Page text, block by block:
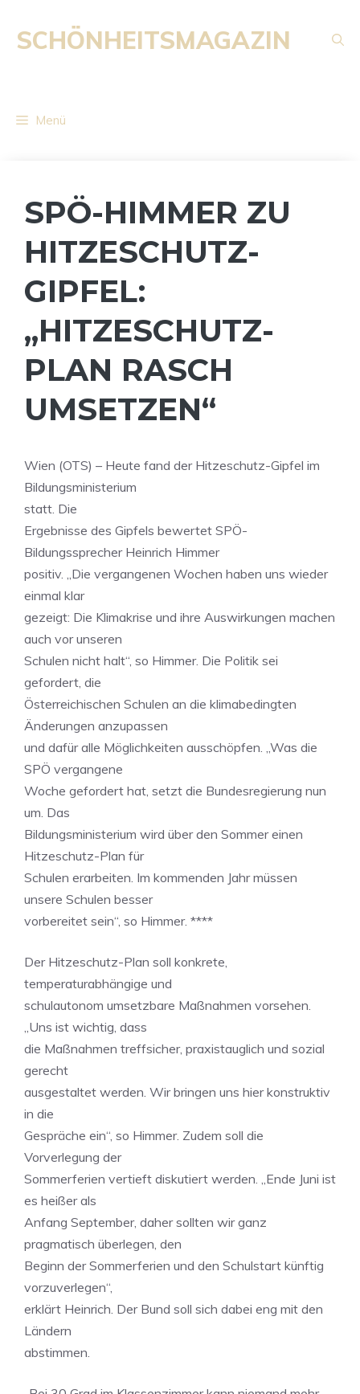
Inhalt
springen
SCHÖNHEITSMAGAZIN
Menü
SPÖ-HIMMER ZU
HITZESCHUTZ-
GIPFEL:
„HITZESCHUTZ-
PLAN RASCH
UMSETZEN“
Wien (OTS) – Heute fand der Hitzeschutz-Gipfel im
Bildungsministerium
statt. Die
Ergebnisse des Gipfels bewertet SPÖ-
Bildungssprecher Heinrich Himmer
positiv. „Die vergangenen Wochen haben uns wieder
einmal klar
gezeigt: Die Klimakrise und ihre Auswirkungen machen
auch vor unseren
Schulen nicht halt“, so Himmer. Die Politik sei
gefordert, die
Österreichischen Schulen an die klimabedingten
Änderungen anzupassen
und dafür alle Möglichkeiten ausschöpfen. „Was die
SPÖ vergangene
Woche gefordert hat, setzt die Bundesregierung nun
um. Das
Bildungsministerium wird über den Sommer einen
Hitzeschutz-Plan für
Schulen erarbeiten. Im kommenden Jahr müssen
unsere Schulen besser
vorbereitet sein“, so Himmer. ****
Der Hitzeschutz-Plan soll konkrete,
temperaturabhängige und
schulautonom umsetzbare Maßnahmen vorsehen.
„Uns ist wichtig, dass
die Maßnahmen treffsicher, praxistauglich und sozial
gerecht
ausgestaltet werden. Wir bringen uns hier konstruktiv
in die
Gespräche ein“, so Himmer. Zudem soll die
Vorverlegung der
Sommerferien vertieft diskutiert werden. „Ende Juni ist
es heißer als
Anfang September, daher sollten wir ganz
pragmatisch überlegen, den
Beginn der Sommerferien und den Schulstart künftig
vorzuverlegen“,
erklärt Heinrich. Der Bund soll sich dabei eng mit den
Ländern
abstimmen.